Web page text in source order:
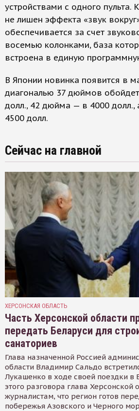
устройствами с одного пульта.
не лишен эффекта «звук
обеспечивается за счет
восемью колонками, база
встроена в единую
В Японии новинка появится в
диагональю 37 дюймов
долл., 42 дюйма — в 4000
4500 долл.
Сейчас на главной
ХЕРСОНСКАЯ ОБЛАСТЬ
Часть Херсонской области
передать Беларуси для
санаториев
Глава назначенной Россией
области Владимир Сальдо
Лукашенко в ходе своей поездки в
этого разговора глава Херсонской
журналистам, что регион готов
побережья Азовского и Черного